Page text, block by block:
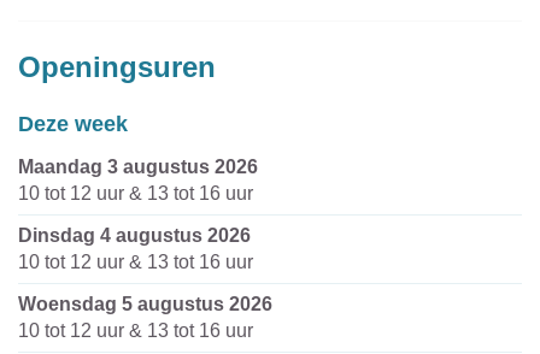
Openingsuren
Deze week
maandag 3 augustus 2026
10 tot 12 uur & 13 tot 16 uur
dinsdag 4 augustus 2026
10 tot 12 uur & 13 tot 16 uur
woensdag 5 augustus 2026
10 tot 12 uur & 13 tot 16 uur